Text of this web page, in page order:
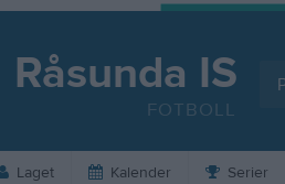
Råsunda IS
FOTBOLL
Laget Kalender Serier